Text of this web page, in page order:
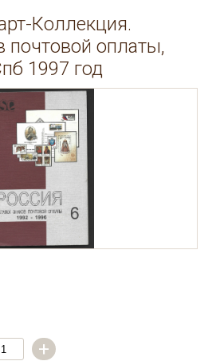
Коллекция.
почтовой оплаты,
1997 год
+